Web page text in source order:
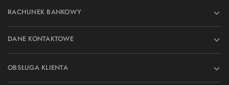
RACHUNEK BANKOWY
DANE KONTAKTOWE
OBSŁUGA KLIENTA